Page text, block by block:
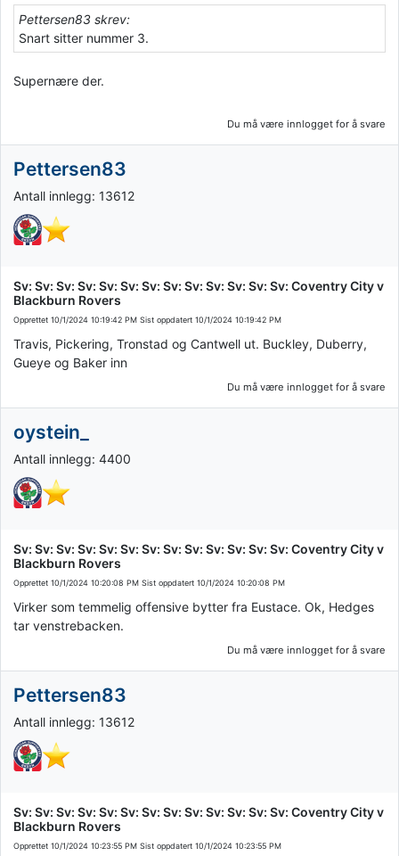
Pettersen83 skrev:
Snart sitter nummer 3.
Supernære der.
Du må være innlogget for å svare
Pettersen83
Antall innlegg: 13612
Sv: Sv: Sv: Sv: Sv: Sv: Sv: Sv: Sv: Sv: Sv: Sv: Sv: Coventry City v
Blackburn Rovers
Opprettet 10/1/2024 10:19:42 PM Sist oppdatert 10/1/2024 10:19:42 PM
Travis, Pickering, Tronstad og Cantwell ut. Buckley, Duberry,
Gueye og Baker inn
Du må være innlogget for å svare
oystein_
Antall innlegg: 4400
Sv: Sv: Sv: Sv: Sv: Sv: Sv: Sv: Sv: Sv: Sv: Sv: Sv: Coventry City v
Blackburn Rovers
Opprettet 10/1/2024 10:20:08 PM Sist oppdatert 10/1/2024 10:20:08 PM
Virker som temmelig offensive bytter fra Eustace. Ok, Hedges
tar venstrebacken.
Du må være innlogget for å svare
Pettersen83
Antall innlegg: 13612
Sv: Sv: Sv: Sv: Sv: Sv: Sv: Sv: Sv: Sv: Sv: Sv: Sv: Coventry City v
Blackburn Rovers
Opprettet 10/1/2024 10:23:55 PM Sist oppdatert 10/1/2024 10:23:55 PM